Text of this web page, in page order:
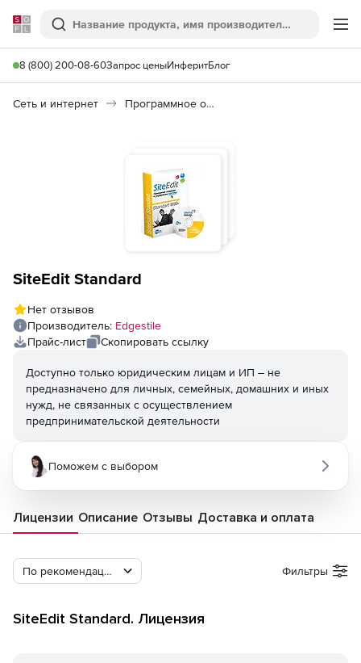
Softline
Поиск
8 (800) 200-08-60Запрос ценыИнферитБлог
Сеть и интернет Программное обеспечение для создания сайтов
SiteEdit Standard
Нет отзывов
Производитель: Edgestile
Прайс-лист
Скопировать ссылку
Доступно только юридическим лицам и ИП – не
предназначено для личных, семейных, домашних и иных
нужд, не связанных с осуществлением
предпринимательской деятельности
Поможем с выбором
Лицензии Описание Отзывы Доставка и оплата
По рекомендации Softline Фильтры
SiteEdit Standard. Лицензия